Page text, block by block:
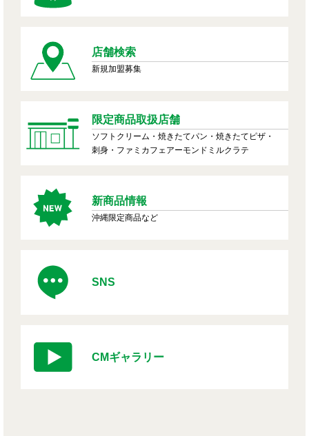
店舗検索
新規加盟募集
限定商品取扱店舗
ソフトクリーム・焼きたてパン・焼きたてピザ・
刺身・ファミカフェアーモンドミルクラテ
新商品情報
沖縄限定商品など
SNS
CMギャラリー